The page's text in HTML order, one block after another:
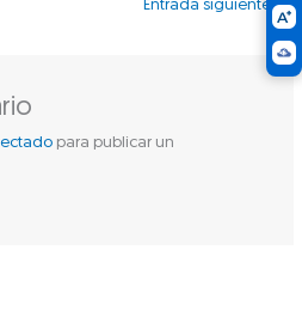
Entrada siguiente→
para publicar un